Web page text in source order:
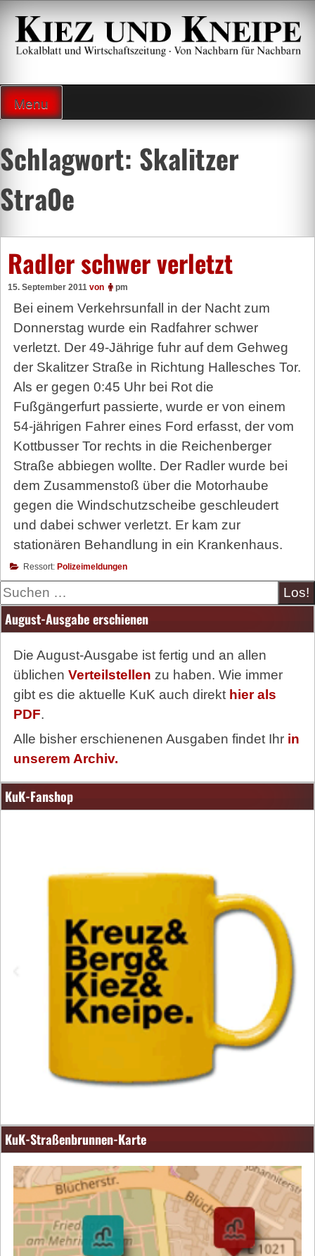
Zum
Inhalt
springen
Menu
Schlagwort: Skalitzer
Stra0e
Radler schwer verletzt
15. September 2011 von pm
Bei einem Verkehrsunfall in der Nacht zum
Donnerstag wurde ein Radfahrer schwer
verletzt. Der 49-Jährige fuhr auf dem Gehweg
der Skalitzer Straße in Richtung Hallesches Tor.
Als er gegen 0:45 Uhr bei Rot die
Fußgängerfurt passierte, wurde er von einem
54-jährigen Fahrer eines Ford erfasst, der vom
Kottbusser Tor rechts in die Reichenberger
Straße abbiegen wollte. Der Radler wurde bei
dem Zusammenstoß über die Motorhaube
gegen die Windschutzscheibe geschleudert
und dabei schwer verletzt. Er kam zur
stationären Behandlung in ein Krankenhaus.
Ressort: Polizeimeldungen
Suche
August-Ausgabe erschienen
Die August-Ausgabe ist fertig und an allen
üblichen Verteilstellen zu haben. Wie immer
gibt es die aktuelle KuK auch direkt hier als
PDF.
Alle bisher erschienenen Ausgaben findet Ihr in
unserem Archiv.
KuK-Fanshop
KuK-Straßenbrunnen-Karte